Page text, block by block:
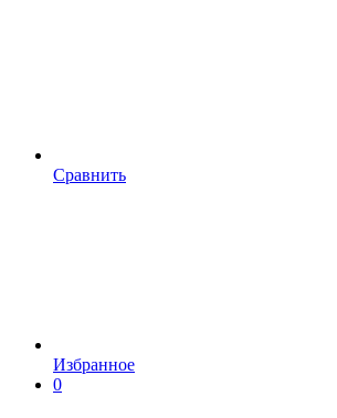
Сравнить
Избранное
0